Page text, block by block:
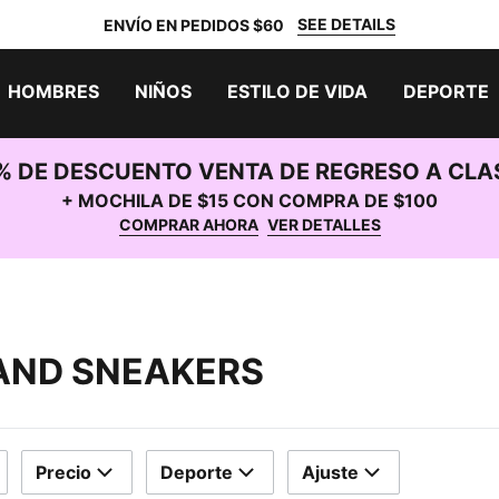
ENVÍO EN PEDIDOS $60 SEE DETAILS
HOMBRES NIÑOS ESTILO DE VIDA DEPORTE
DE DESCUENTO VENTA DE REGRESO A
+ MOCHILA DE $15 CON COMPRA DE $100
COMPRAR AHORA VER DETALLES
SNEAKERS
Precio Deporte Ajuste